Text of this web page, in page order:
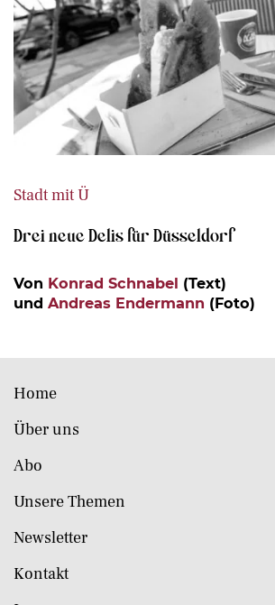
Stadt mit Ü
Drei neue Delis für Düsseldorf
Von Konrad Schnabel (Text)
und Andreas Endermann (Foto)
Home
Über uns
Abo
Unsere Themen
Newsletter
Kontakt